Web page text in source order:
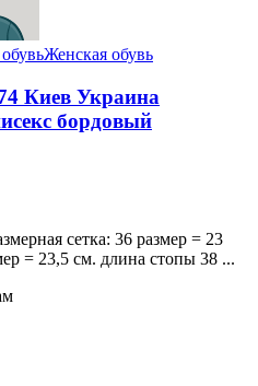
Женская обувь
Киев Украина
бордовый
сетка: 36 размер = 23
= 23,5 см. длина стопы 38 ...